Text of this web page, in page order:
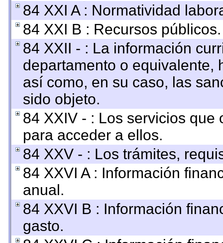
84 XXI A : Normatividad
84 XXI B : Recursos públicos.
84 XXII - : La información
departamento o equivalente,
así como, en su caso, las
sido objeto.
84 XXIV - : Los servicios
para acceder a ellos.
84 XXV - : Los trámites,
84 XXVI A : Información
anual.
84 XXVI B : Información
gasto.